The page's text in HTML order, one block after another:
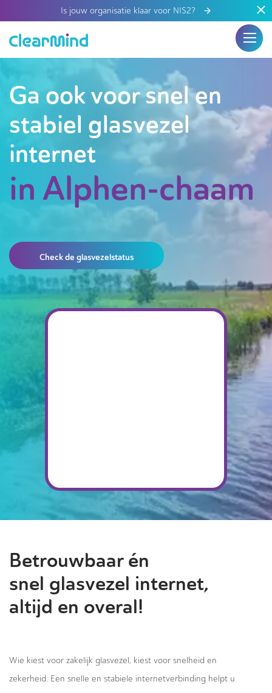
Is jouw organisatie klaar voor NIS2?
Ga ook voor snel en
stabiel glasvezel
internet
in Alphen-chaam
Check de glasvezelstatus
Betrouwbaar én
snel glasvezel internet,
altijd en overal!
Wie kiest voor zakelijk glasvezel, kiest voor snelheid en
zekerheid. Een snelle en stabiele internetverbinding helpt u